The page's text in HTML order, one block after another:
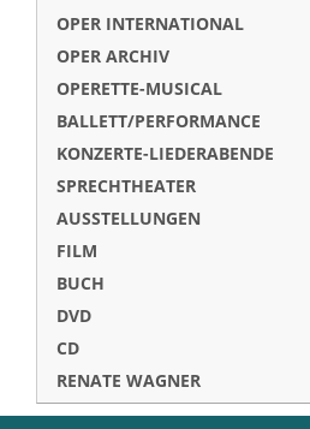
OPER INTERNATIONAL
OPER ARCHIV
OPERETTE-MUSICAL
BALLETT/PERFORMANCE
KONZERTE-LIEDERABENDE
SPRECHTHEATER
AUSSTELLUNGEN
FILM
BUCH
DVD
CD
RENATE WAGNER